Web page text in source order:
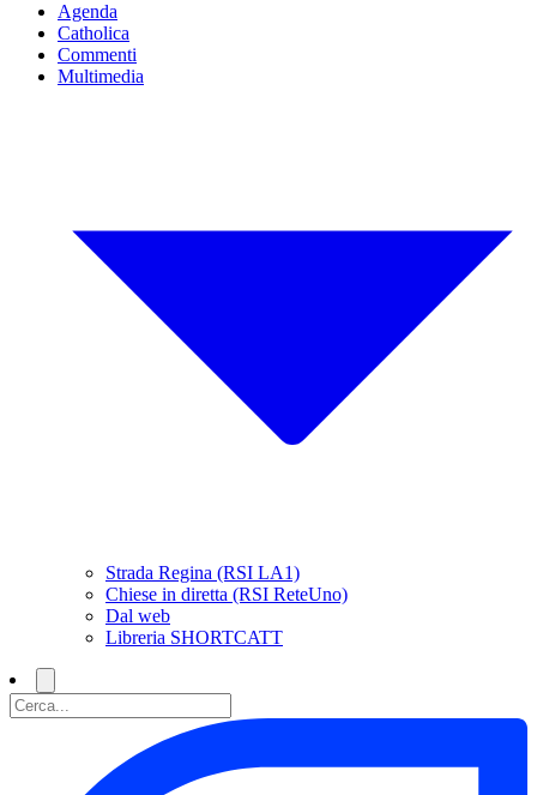
Agenda
Catholica
Commenti
Multimedia
Strada Regina (RSI LA1)
Chiese in diretta (RSI ReteUno)
Dal web
Libreria SHORTCATT